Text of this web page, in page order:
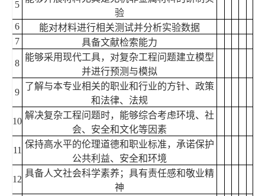
5
验
6
能对材料进行相关测试并分析实验数据
7
具备文献检索能力
8
能够采用现代工具，对复杂工程问题建立模型
并进行预测与模拟
9
了解与本专业相关的职业和行业的方针、政策
和法律、法规
10
解决复杂工程问题时，能够综合考虑环境、社
会、安全和文化等因素
11
保持高水平的伦理道德和职业标准，承诺保护
公共利益、安全和环境
12
具备人文社会科学素养；具有责任感和敬业精
神